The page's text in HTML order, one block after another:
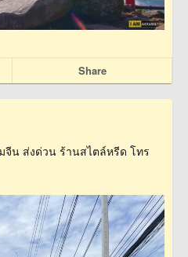
Share
น ส่งด่วน ร้านสไตล์หรีด โทร